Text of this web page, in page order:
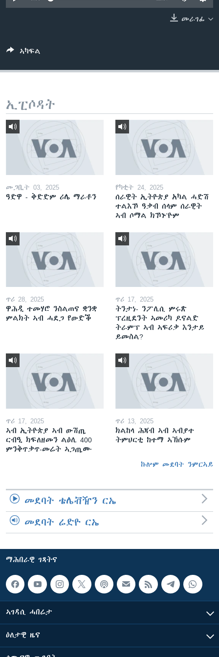
ቂሔ ጽልሚ
መራገፊ
ኣካፍል
ኢፒሶዳት
መጋቢት 03, 2025
ዓድዋ - ቅድድም ሪሌ ማራቶን
የካቲት 24, 2025
ሰራዊት ኢትዮጵያ አካል ሓድሽ
ተልእኾ ዓቃብ ሰላም ሰራዊት
ኣብ ሶማል ክኾኑ'ዮም
ጥሪ 28, 2025
ዋሕዲ ተመሃሮ ንስልጠና ቋንቋ
ምልክት ኣብ ሓደጋ የውድቕ
ጥሪ 17, 2025
ትንታነ- ንፖሊሲ ምሩጽ
ፕረዚደንት ኣመሪካ ዶናልድ
ትራምፕ ኣብ ኣፍሪቃ እንታይ
ይመስል?
ጥሪ 17, 2025
ኣብ ኢትዮጵያ ኣብ ውሽጢ
ርብዒ ክፍለዘመን ልዕሊ 400
ምንቅጥቃጥ-መሬት ኣጋጢሙ
ጥሪ 13, 2025
ክልከላ ሕጃብ ኣብ ኣብያተ
ትምህርቲ ከተማ ኣኽሱም
ኩሎም መደባት ንምርኣይ
መደባት ቴሌቭዥን ርኤ
መደባት ሬድዮ ርኤ
ማሕበራዊ ገጻትና
ኣገዳሲ ሓበሬታ
ዕለታዊ ዜና